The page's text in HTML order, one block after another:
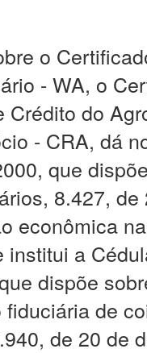
o
- WA, o
Crédito do
- CRA, dá
que
8.427,
econômica
institui a
dispõe
fiduciária de
de 20 de